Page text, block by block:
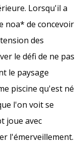
Lorsqu'il a
noa* de concevoir
des
le défi de ne pas
le paysage
piscine qu'est né
l'on voit se
joue avec
l'émerveillement.